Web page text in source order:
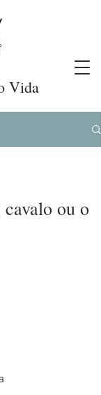
Vida
ou o